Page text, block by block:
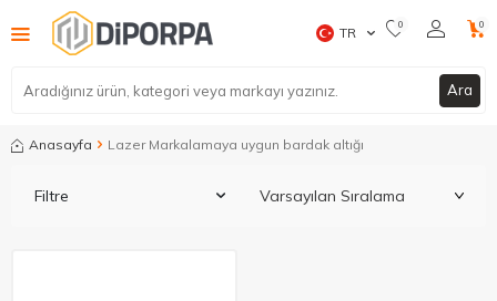
Ara
TR 0 0
Anasayfa Lazer Markalamaya uygun bardak altığı
Filtre